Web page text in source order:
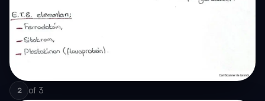
2 of 3